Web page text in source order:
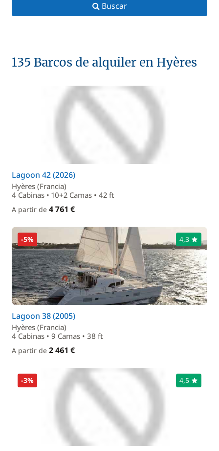
Buscar
135 Barcos de alquiler en Hyères
Lagoon 42 (2026)
Hyères (Francia)
4 Cabinas • 10+2 Camas • 42 ft
A partir de 4 761 €
-5% 4,3
Lagoon 38 (2005)
Hyères (Francia)
4 Cabinas • 9 Camas • 38 ft
A partir de 2 461 €
-3% 4,5